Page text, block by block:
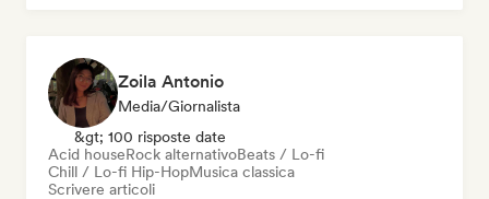
Zoila Antonio
Media/Giornalista
&gt; 100 risposte date
Acid houseRock alternativoBeats / Lo-fi
Chill / Lo-fi Hip-HopMusica classica
Scrivere articoli